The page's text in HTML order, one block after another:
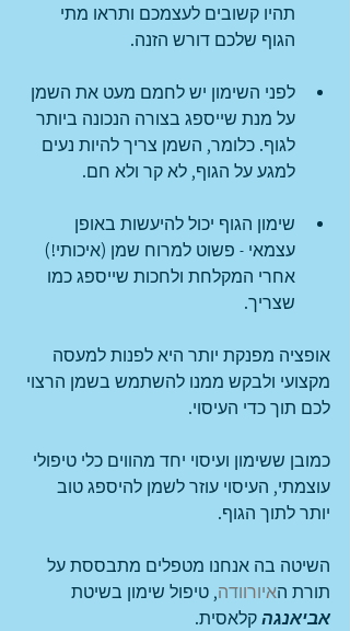
תהיו קשובים לעצמכם ותראו מתי
הגוף שלכם דורש הזנה.
לפני השימון יש לחמם מעט את השמן
על מנת שייספג בצורה הנכונה ביותר
לגוף. כלומר, השמן צריך להיות נעים
למגע על הגוף, לא קר ולא חם.
שימון הגוף יכול להיעשות באופן
עצמאי - פשוט למרוח שמן (איכותי!)
אחרי המקלחת ולחכות שייספג כמו
שצריך.
אופציה מפנקת יותר היא לפנות למעסה
מקצועי ולבקש ממנו להשתמש בשמן הרצוי
לכם תוך כדי העיסוי.
כמובן ששימון ועיסוי יחד מהווים כלי טיפולי
עוצמתי, העיסוי עוזר לשמן להיספג טוב
יותר לתוך הגוף.
השיטה בה אנחנו מטפלים מתבססת על
תורת האיורוודה, טיפול שימון בשיטת
אביאנגה קלאסית.